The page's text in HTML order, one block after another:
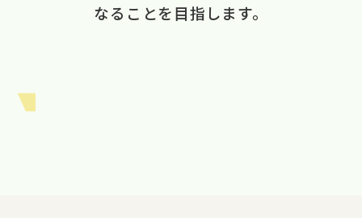
なる​ことを​目指します。​